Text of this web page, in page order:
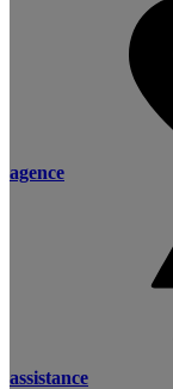
agence
assistance